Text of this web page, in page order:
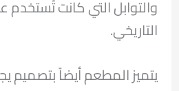
والتوابل التي كانت تُستخدم
التاريخي.
يتميز المطعم أيضاً بتصميم